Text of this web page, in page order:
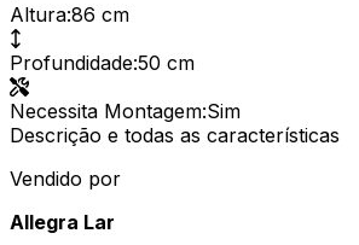
Altura:86 cm
Profundidade:50 cm
Necessita Montagem:Sim
Descrição e todas as características
Vendido por
Allegra Lar